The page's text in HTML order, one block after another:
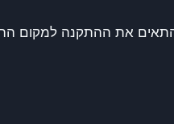
את ההתקנה למקום